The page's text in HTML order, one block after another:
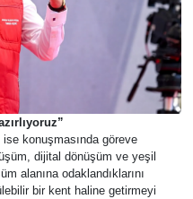
konuşmasında göreve
dijital dönüşüm ve yeşil
alanına odaklandıklarını
bir kent haline getirmeyi